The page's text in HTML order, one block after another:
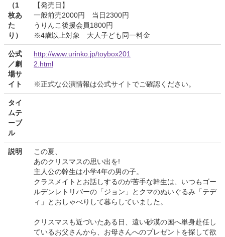
（1
枚あ
た
り）
【発売日】
一般前売2000円 当日2300円
うりんこ後援会員1800円
※4歳以上対象 大人子ども同一料金
公式
／劇
場サ
イト
http://www.urinko.jp/toybox201
2.html
※正式な公演情報は公式サイトでご確認ください。
タイ
ムテ
ーブ
ル
説明
この夏、
あのクリスマスの思い出を!
主人公の幹生は小学4年の男の子。
クラスメイトとお話しするのが苦手な幹生は、いつもゴー
ルデンレトリバーの「ジョン」とクマのぬいぐるみ「テデ
ィ」とおしゃべりして暮らしていました。
クリスマスも近づいたある日、遠い砂漠の国へ単身赴任し
ているお父さんから、お母さんへのプレゼントを探して欲